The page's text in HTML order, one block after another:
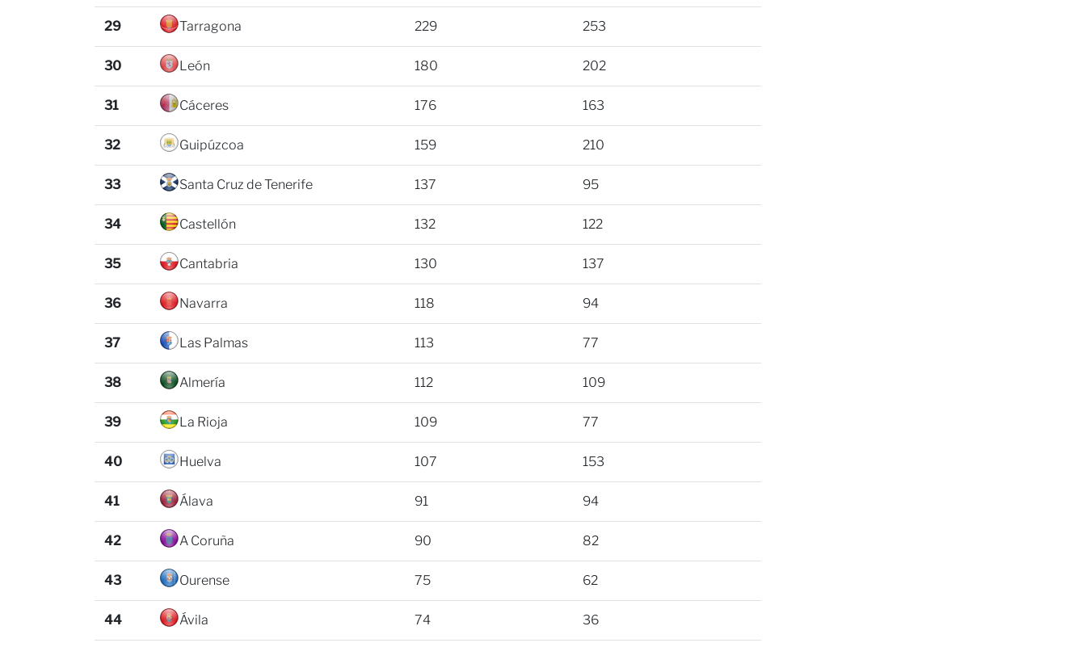
29 Tarragona 229 253
30 León 180 202
31 Cáceres 176 163
32 Guipúzcoa 159 210
33 Santa Cruz de Tenerife 137 95
34 Castellón 132 122
35 Cantabria 130 137
36 Navarra 118 94
37 Las Palmas 113 77
38 Almería 112 109
39 La Rioja 109 77
40 Huelva 107 153
41 Álava 91 94
42 A Coruña 90 82
43 Ourense 75 62
44 Ávila 74 36